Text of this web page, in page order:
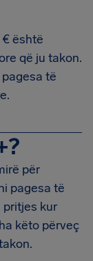
është
që ju takon.
të
për
pagesa të
pritjes kur
këto përveç